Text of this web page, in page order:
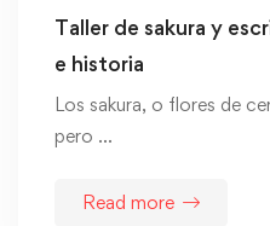
Taller de sakura y
e historia
Los sakura, o flores de
pero …
Read more